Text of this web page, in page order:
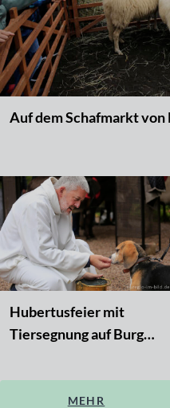
Auf dem Schafmarkt von
Hubertusfeier mit
Tiersegnung auf Burg
MEHR